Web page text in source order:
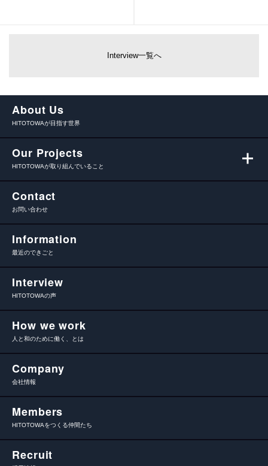
Interview一覧へ
About Us
HITOTOWAが目指す世界
Our Projects
HITOTOWAが取り組んでいること
Contact
お問い合わせ
Information
最近のできごと
Interview
HITOTOWAの声
How we work
人と和のために働く、とは
Company
会社情報
Members
HITOTOWAをつくる仲間たち
Recruit